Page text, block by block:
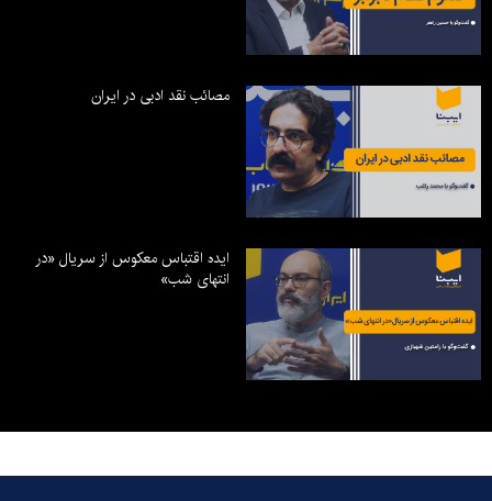
مصائب نقد ادبی در ایران
ایده اقتباس معکوس از سریال «در
انتهای شب»